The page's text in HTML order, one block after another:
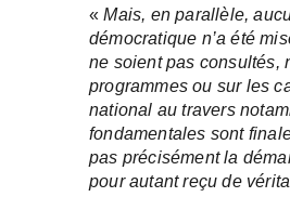
«Mais, en parallèle,
démocratique n’a été
ne soient pas consultés,
programmes ou sur les
national au travers
fondamentales sont
pas précisément la
pour autant reçu de